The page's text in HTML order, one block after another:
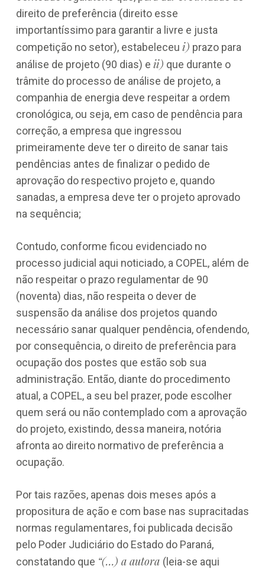
direito de preferência (direito esse
importantíssimo para garantir a livre e justa
competição no setor), estabeleceu i) prazo para
análise de projeto (90 dias) e ii) que durante o
trâmite do processo de análise de projeto, a
companhia de energia deve respeitar a ordem
cronológica, ou seja, em caso de pendência para
correção, a empresa que ingressou
primeiramente deve ter o direito de sanar tais
pendências antes de finalizar o pedido de
aprovação do respectivo projeto e, quando
sanadas, a empresa deve ter o projeto aprovado
na sequência;
Contudo, conforme ficou evidenciado no
processo judicial aqui noticiado, a COPEL, além de
não respeitar o prazo regulamentar de 90
(noventa) dias, não respeita o dever de
suspensão da análise dos projetos quando
necessário sanar qualquer pendência, ofendendo,
por consequência, o direito de preferência para
ocupação dos postes que estão sob sua
administração. Então, diante do procedimento
atual, a COPEL, a seu bel prazer, pode escolher
quem será ou não contemplado com a aprovação
do projeto, existindo, dessa maneira, notória
afronta ao direito normativo de preferência a
ocupação.
Por tais razões, apenas dois meses após a
propositura de ação e com base nas supracitadas
normas regulamentares, foi publicada decisão
pelo Poder Judiciário do Estado do Paraná,
constatando que “(…) a autora (leia-se aqui